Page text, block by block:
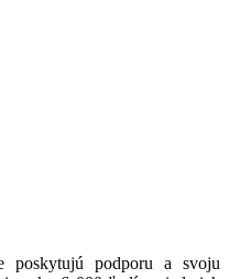
poskytujú podporu a svoju